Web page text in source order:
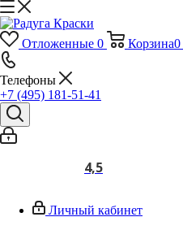
Отложенные 0 Корзина0
Телефоны
+7 (495) 181-51-41
4,5
Личный кабинет